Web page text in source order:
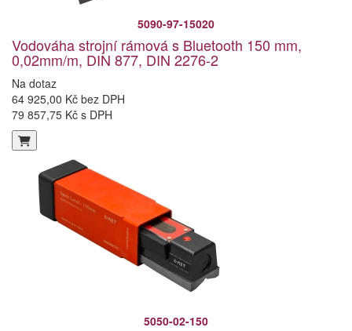
5090-97-15020
Vodováha strojní rámová s Bluetooth 150 mm,
0,02mm/m, DIN 877, DIN 2276-2
Na dotaz
64 925,00 Kč bez DPH
79 857,75 Kč s DPH
5050-02-150